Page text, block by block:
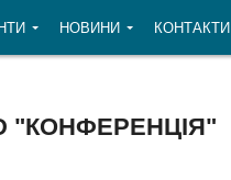
НОВИНИ КОНТАКТИ
"КОНФЕРЕНЦІЯ"